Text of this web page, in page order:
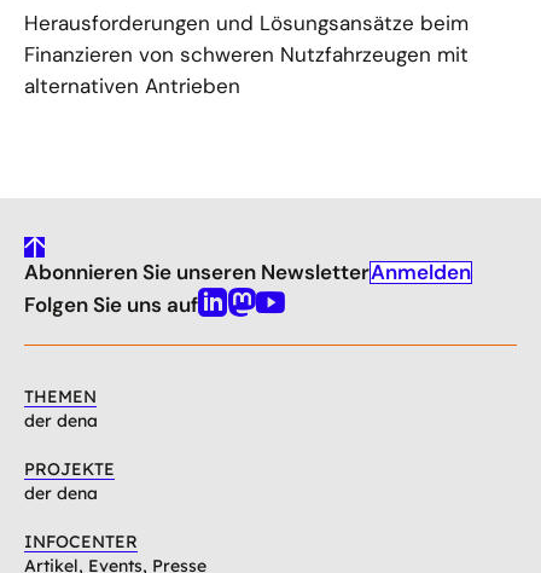
Herausforderungen und Lösungsansätze beim
Finanzieren von schweren Nutzfahrzeugen mit
alternativen Antrieben
gehe
nach
oben
Abonnieren Sie unseren NewsletterAnmelden
Folgen Sie uns aufLinkedin
Mastodon
Youtube
THEMEN
der dena
PROJEKTE
der dena
INFOCENTER
Artikel, Events, Presse